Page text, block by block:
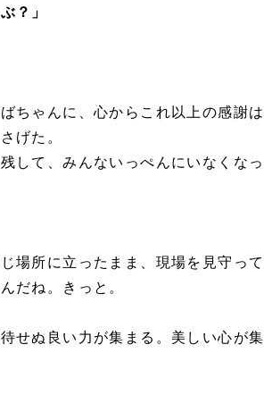
？」
ちゃんに、心からこれ以上の感謝は
げた。
して、みんないっぺんにいなくなっ
場所に立ったまま、現場を見守って
だね。きっと。
せぬ良い力が集まる。美しい心が集